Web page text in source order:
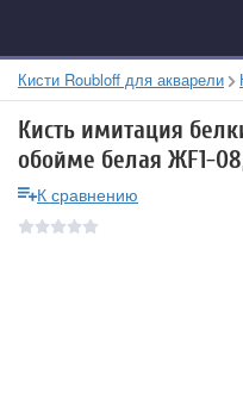
Кисти Roubloff для акварели
Кисть имитация
обойме белая ЖF1-
К сравнению